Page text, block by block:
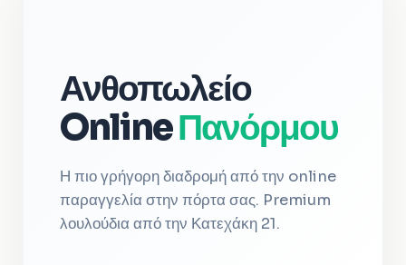
Ανθοπωλείο
OnlineΠανόρμου
Η πιο γρήγορη διαδρομή από την online
παραγγελία στην πόρτα σας. Premium
λουλούδια από την Κατεχάκη 21.